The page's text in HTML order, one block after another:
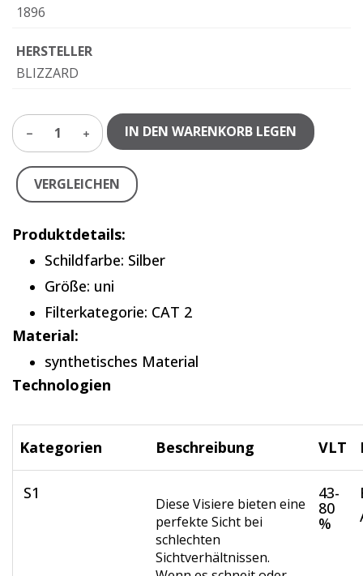
1896
HERSTELLER
BLIZZARD
1 IN DEN WARENKORB LEGEN
VERGLEICHEN
Produktdetails:
Schildfarbe: Silber
Größe: uni
Filterkategorie: CAT 2
Material:
synthetisches Material
Technologien
Kategorien Beschreibung VLT
S1
Diese Visiere bieten eine
perfekte Sicht bei
schlechten
Sichtverhältnissen.
43-
80
%